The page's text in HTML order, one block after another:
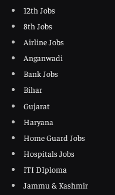
12th Jobs
8th Jobs
Airline Jobs
Anganwadi
Bank Jobs
Bihar
Gujarat
Haryana
Home Guard Jobs
Hospitals Jobs
ITI DIploma
Jammu & Kashmir